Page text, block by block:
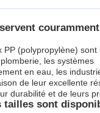
PP (polypropylène) sont
les systèmes
en eau, les
de leur excellente
durabilité et de leurs
tailles sont